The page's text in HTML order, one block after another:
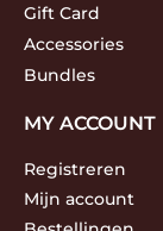
Gift Card
Accessories
Bundles
MY ACCOUNT
Registreren
Mijn account